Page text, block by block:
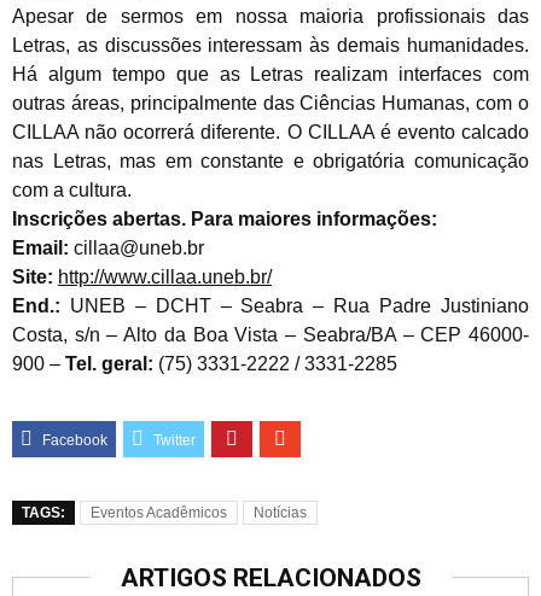
Apesar de sermos em nossa maioria profissionais das
Letras, as discussões interessam às demais humanidades.
Há algum tempo que as Letras realizam interfaces com
outras áreas, principalmente das Ciências Humanas, com o
CILLAA não ocorrerá diferente. O CILLAA é evento calcado
nas Letras, mas em constante e obrigatória comunicação
com a cultura.
Inscrições abertas. Para maiores informações:
Email: cillaa@uneb.br
Site: http://www.cillaa.uneb.br/
End.: UNEB – DCHT – Seabra – Rua Padre Justiniano
Costa, s/n – Alto da Boa Vista – Seabra/BA – CEP 46000-
900 – Tel. geral: (75) 3331-2222 / 3331-2285
TAGS: Eventos Acadêmicos Notícias
ARTIGOS RELACIONADOS